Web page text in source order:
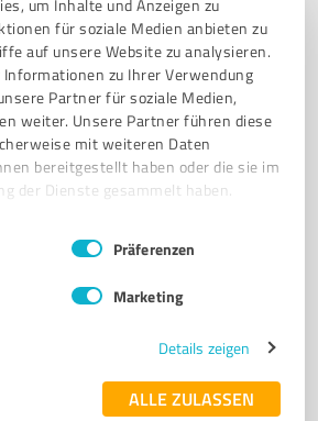
um Inhalte und Anzeigen zu
für soziale Medien anbieten zu
auf unsere Website zu analysieren.
zu Ihrer Verwendung
Partner für soziale Medien,
weiter. Unsere Partner führen diese
mit weiteren Daten
bereitgestellt haben oder die sie im
der Dienste gesammelt haben.
Präferenzen
Marketing
Details zeigen
ALLE ZULASSEN
MEISTERWERKSTATT REPARATUREN
www.wichelhaus.de/
(1 Quelle)
– Ihr Brautmodengeschäft in